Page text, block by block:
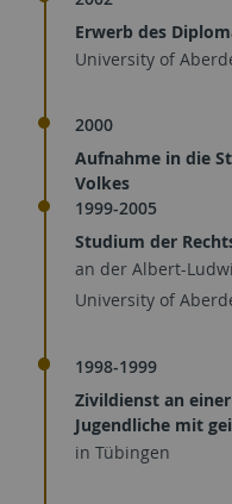
Erwerb des
University of
2000
Aufnahme in die
Volkes
1999-2005
Studium der
an der Albert-
University of
1998-1999
Zivildienst an
Jugendliche mit
in Tübingen